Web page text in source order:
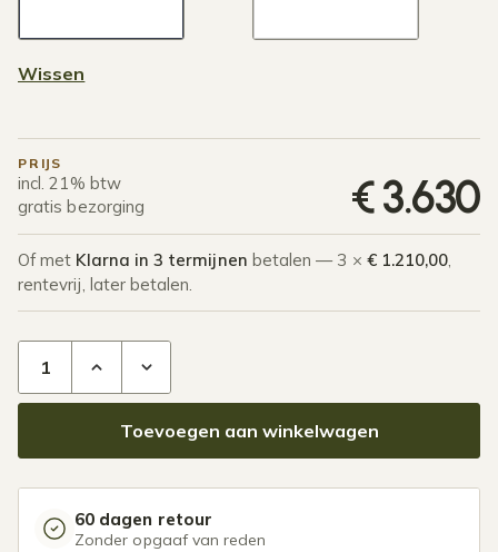
Wissen
PRIJS
incl. 21% btw
gratis bezorging
€3.630
Of met Klarna in 3 termijnen betalen — 3 × € 1.210,00,
rentevrij, later betalen.
Toevoegen aan winkelwagen
60 dagen retour
Zonder opgaaf van reden